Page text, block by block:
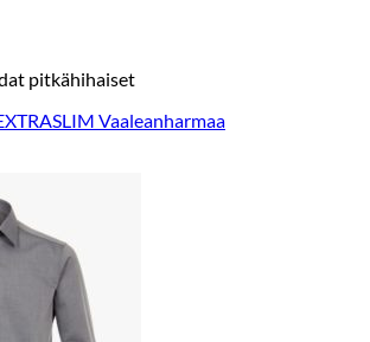
pitkähihaiset
Vaaleanharmaa